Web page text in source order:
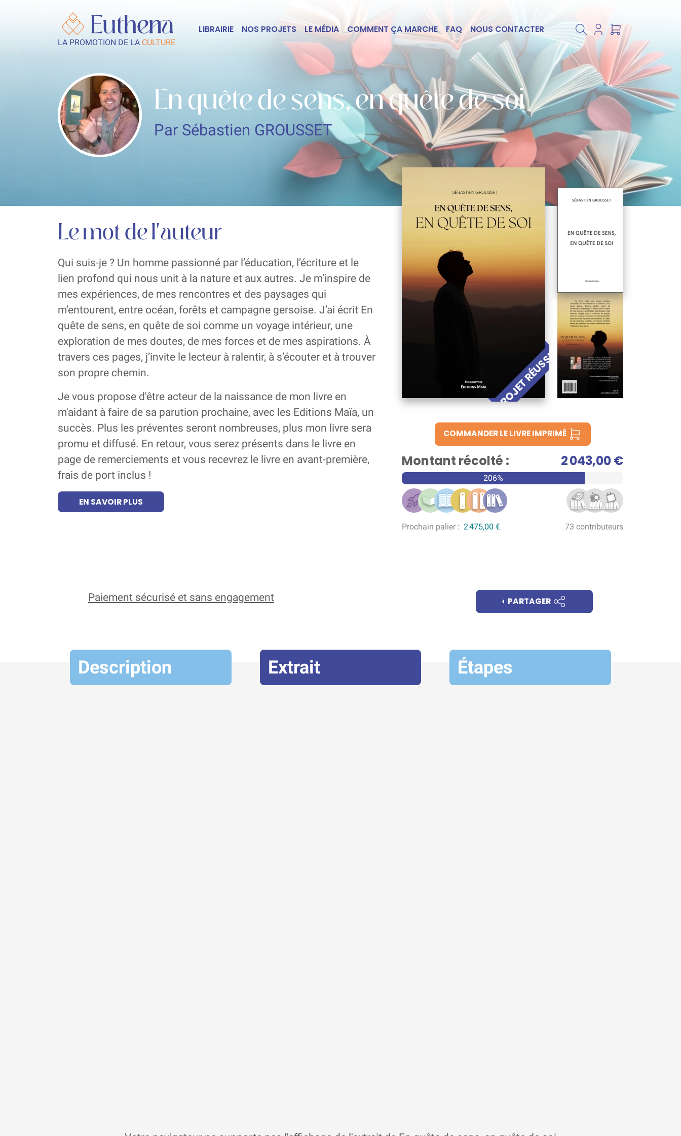
LA PROMOTION DE LA CULTURE
LIBRAIRIE NOS PROJETS LE MÉDIA COMMENT ÇA MARCHE FAQ NOUS CONTACTER
En quête de sens, en quête de soi
Par Sébastien GROUSSET
PROJET RÉUSSI !
COMMANDER LE LIVRE IMPRIMÉ
Montant récolté : 2 043,00 €
206%
Prochain palier : 2 475,00 € 73 contributeurs
Le mot de l'auteur
Qui suis-je ? Un homme passionné par l’éducation, l’écriture et le
lien profond qui nous unit à la nature et aux autres. Je m’inspire de
mes expériences, de mes rencontres et des paysages qui
m’entourent, entre océan, forêts et campagne gersoise. J’ai écrit En
quête de sens, en quête de soi comme un voyage intérieur, une
exploration de mes doutes, de mes forces et de mes aspirations. À
travers ces pages, j’invite le lecteur à ralentir, à s’écouter et à trouver
son propre chemin.
Je vous propose d'être acteur de la naissance de mon livre en
m'aidant à faire de sa parution prochaine, avec les Editions Maïa, un
succès. Plus les préventes seront nombreuses, plus mon livre sera
promu et diffusé. En retour, vous serez présents dans le livre en
page de remerciements et vous recevrez le livre en avant-première,
frais de port inclus !
EN SAVOIR PLUS
Paiement sécurisé et sans engagement PARTAGER
Description Extrait Étapes